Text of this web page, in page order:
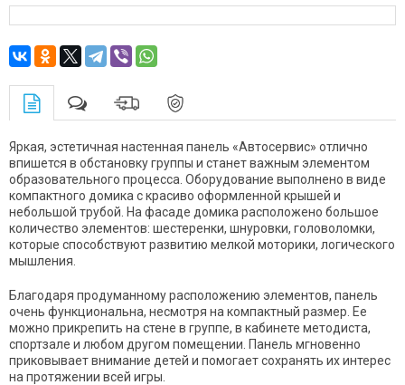
Яркая, эстетичная настенная панель «Автосервис» отлично
впишется в обстановку группы и станет важным элементом
образовательного процесса. Оборудование выполнено в виде
компактного домика с красиво оформленной крышей и
небольшой трубой. На фасаде домика расположено большое
количество элементов: шестеренки, шнуровки, головоломки,
которые способствуют развитию мелкой моторики, логического
мышления.
Благодаря продуманному расположению элементов, панель
очень функциональна, несмотря на компактный размер. Ее
можно прикрепить на стене в группе, в кабинете методиста,
спортзале и любом другом помещении. Панель мгновенно
приковывает внимание детей и помогает сохранять их интерес
на протяжении всей игры.